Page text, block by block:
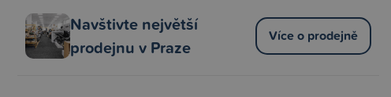
Navštivte největší
prodejnu v Praze
Více o prodejně